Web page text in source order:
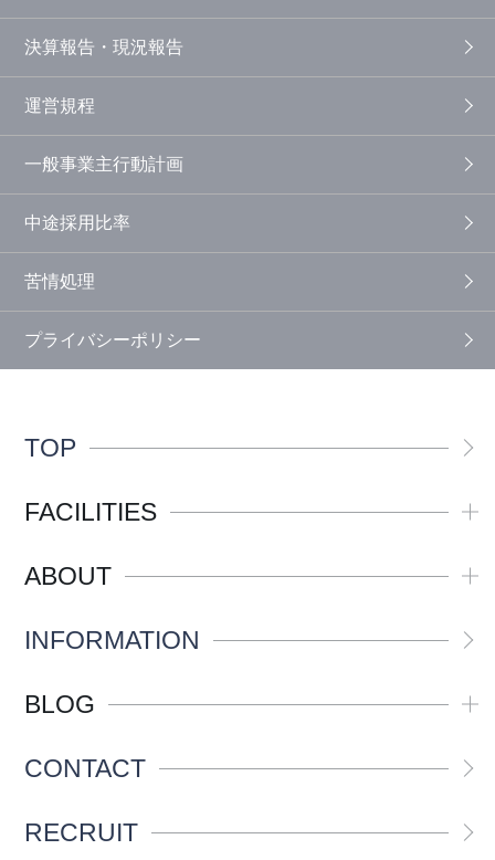
決算報告・現況報告
運営規程
一般事業主行動計画
中途採用比率
苦情処理
プライバシーポリシー
TOP
FACILITIES
ABOUT
INFORMATION
BLOG
CONTACT
RECRUIT